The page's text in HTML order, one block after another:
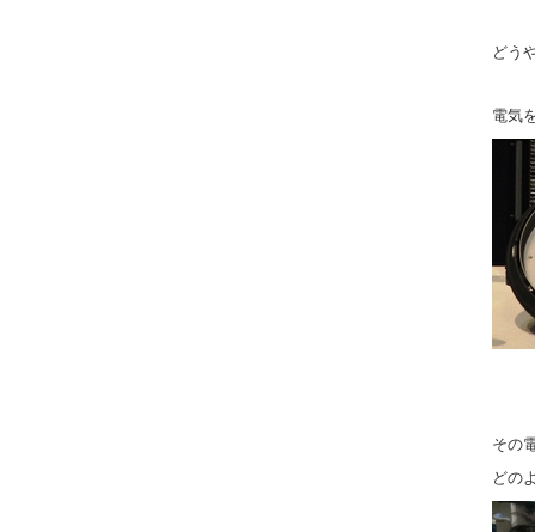
どう
電気
その
どの